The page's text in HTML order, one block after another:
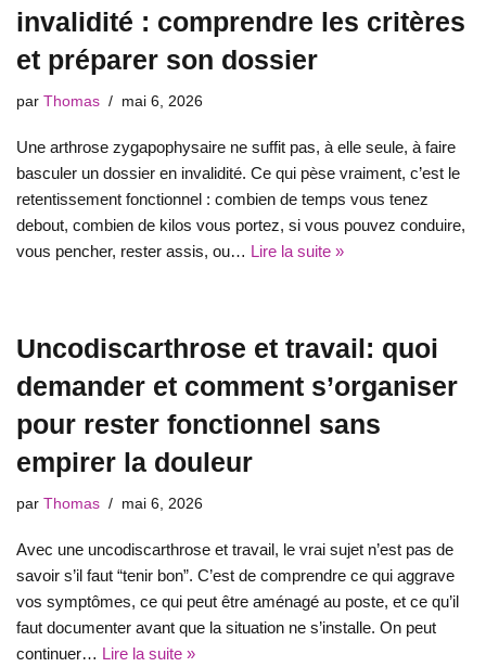
invalidité : comprendre les critères
et préparer son dossier
par Thomas mai 6, 2026
Une arthrose zygapophysaire ne suffit pas, à elle seule, à faire
basculer un dossier en invalidité. Ce qui pèse vraiment, c’est le
retentissement fonctionnel : combien de temps vous tenez
debout, combien de kilos vous portez, si vous pouvez conduire,
vous pencher, rester assis, ou… Lire la suite »
Uncodiscarthrose et travail: quoi
demander et comment s’organiser
pour rester fonctionnel sans
empirer la douleur
par Thomas mai 6, 2026
Avec une uncodiscarthrose et travail, le vrai sujet n’est pas de
savoir s’il faut “tenir bon”. C’est de comprendre ce qui aggrave
vos symptômes, ce qui peut être aménagé au poste, et ce qu’il
faut documenter avant que la situation ne s’installe. On peut
continuer… Lire la suite »